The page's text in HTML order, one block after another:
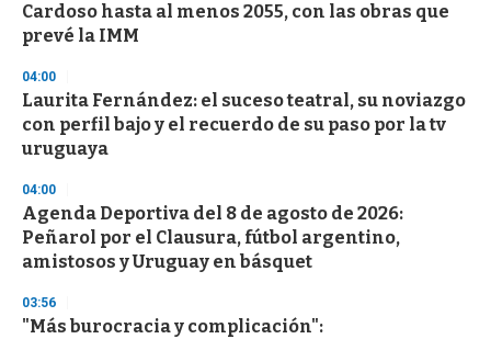
Cardoso hasta al menos 2055, con las obras que
prevé la IMM
04:00
Laurita Fernández: el suceso teatral, su noviazgo
con perfil bajo y el recuerdo de su paso por la tv
uruguaya
04:00
Agenda Deportiva del 8 de agosto de 2026:
Peñarol por el Clausura, fútbol argentino,
amistosos y Uruguay en básquet
03:56
"Más burocracia y complicación":